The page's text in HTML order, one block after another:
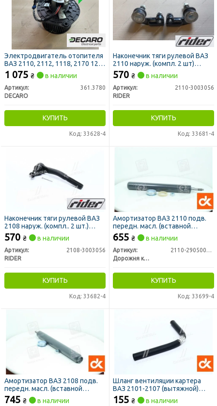
Электродвигатель отопителя
ВАЗ 2110, 2112, 1118, 2170 12В,
90Вт (DECARO)
1 075 ₴ в наличии
Артикул:
361.3780
DECARO
КУПИТЬ
Код: 33628-4
Наконечник тяги рулевой ВАЗ
2110 наруж. (компл. 2 шт)
(RIDER)
570 ₴ в наличии
Артикул:
2110-3003056
RIDER
КУПИТЬ
Код: 33681-4
Наконечник тяги рулевой ВАЗ
2108 наруж. (компл.. 2 шт.)
(RIDER)
570 ₴ в наличии
Артикул:
2108-3003056
RIDER
КУПИТЬ
Код: 33682-4
Амортизатор ВАЗ 2110 подв.
передн. масл. (вставной
патрон) <ДК>
655 ₴ в наличии
Артикул:
2110-2905004-01
Дорожня карта
КУПИТЬ
Код: 33699-4
Амортизатор ВАЗ 2108 подв.
передн. масл. (вставной
патрон) <ДК>
745 ₴ в наличии
Шланг вентиляции картера
ВАЗ 2101-2107 (вытяжной)
СТАНДАРТ <ДК>
155 ₴ в наличии